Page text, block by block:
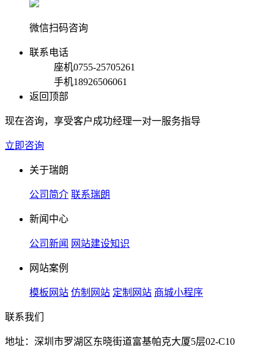
微信扫码咨询
联系电话
座机0755-25705261
手机18926506061
返回顶部
现在咨询，享受客户成功经理一对一服务指导
立即咨询
关于瑞朗
公司简介 联系瑞朗
新闻中心
公司新闻 网站建设知识
网站案例
模板网站 仿制网站 定制网站 商城小程序
联系我们
地址：深圳市罗湖区东晓街道富基帕克大厦5层02-C10